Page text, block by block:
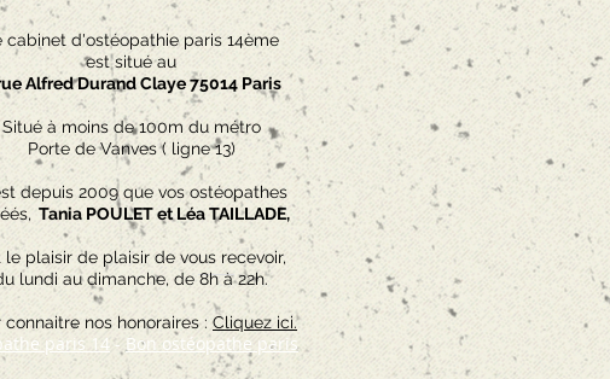
cabinet d'ostéopathie paris 14ème
est situé au
Alfred Durand Claye 75014 Paris
Situé à moins de 100m du métro
Porte de Vanves ( ligne 13)
depuis 2009 que vos ostéopathes
Tania POULET et Léa TAILLADE,
le plaisir de plaisir de vous recevoir,
lundi au dimanche, de 8h à 22h.
connaitre nos honoraires : Cliquez ici.
paris 14- Bon ostéopathe paris